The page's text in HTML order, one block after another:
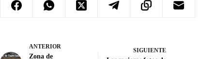
ANTERIOR
Zona de
SIGUIENTE